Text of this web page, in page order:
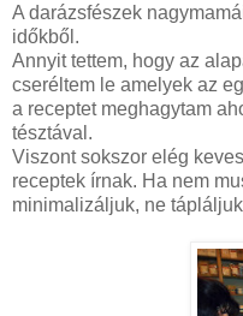
A darázsfészek
időkből.
Annyit tettem, hogy az
cseréltem le amelyek az
a receptet meghagytam
tésztával.
Viszont sokszor elég
receptek írnak. Ha nem
minimalizáljuk, ne